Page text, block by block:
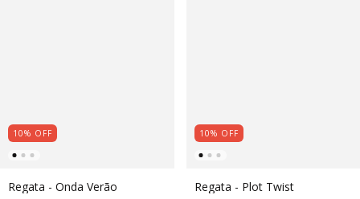
10% OFF
Regata - Onda Verão
10% OFF
Regata - Plot Twist